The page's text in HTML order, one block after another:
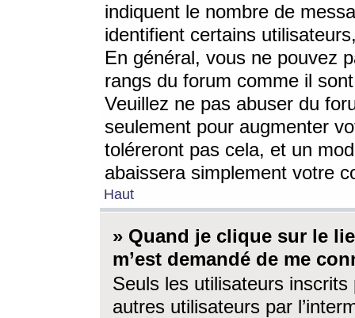
indiquent le nombre de
identifient certains
En général, vous ne pouvez
rangs du forum comme il
Veuillez ne pas abuser du
seulement pour augmenter
toléreront pas cela, et un
abaissera simplement votre
Haut
» Quand je clique sur le
m’est demandé de me
Seuls les utilisateurs
autres utilisateurs par